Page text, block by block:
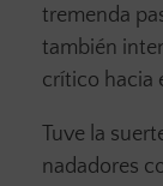
tremenda
también
crítico hacia
Tuve la
nadadores